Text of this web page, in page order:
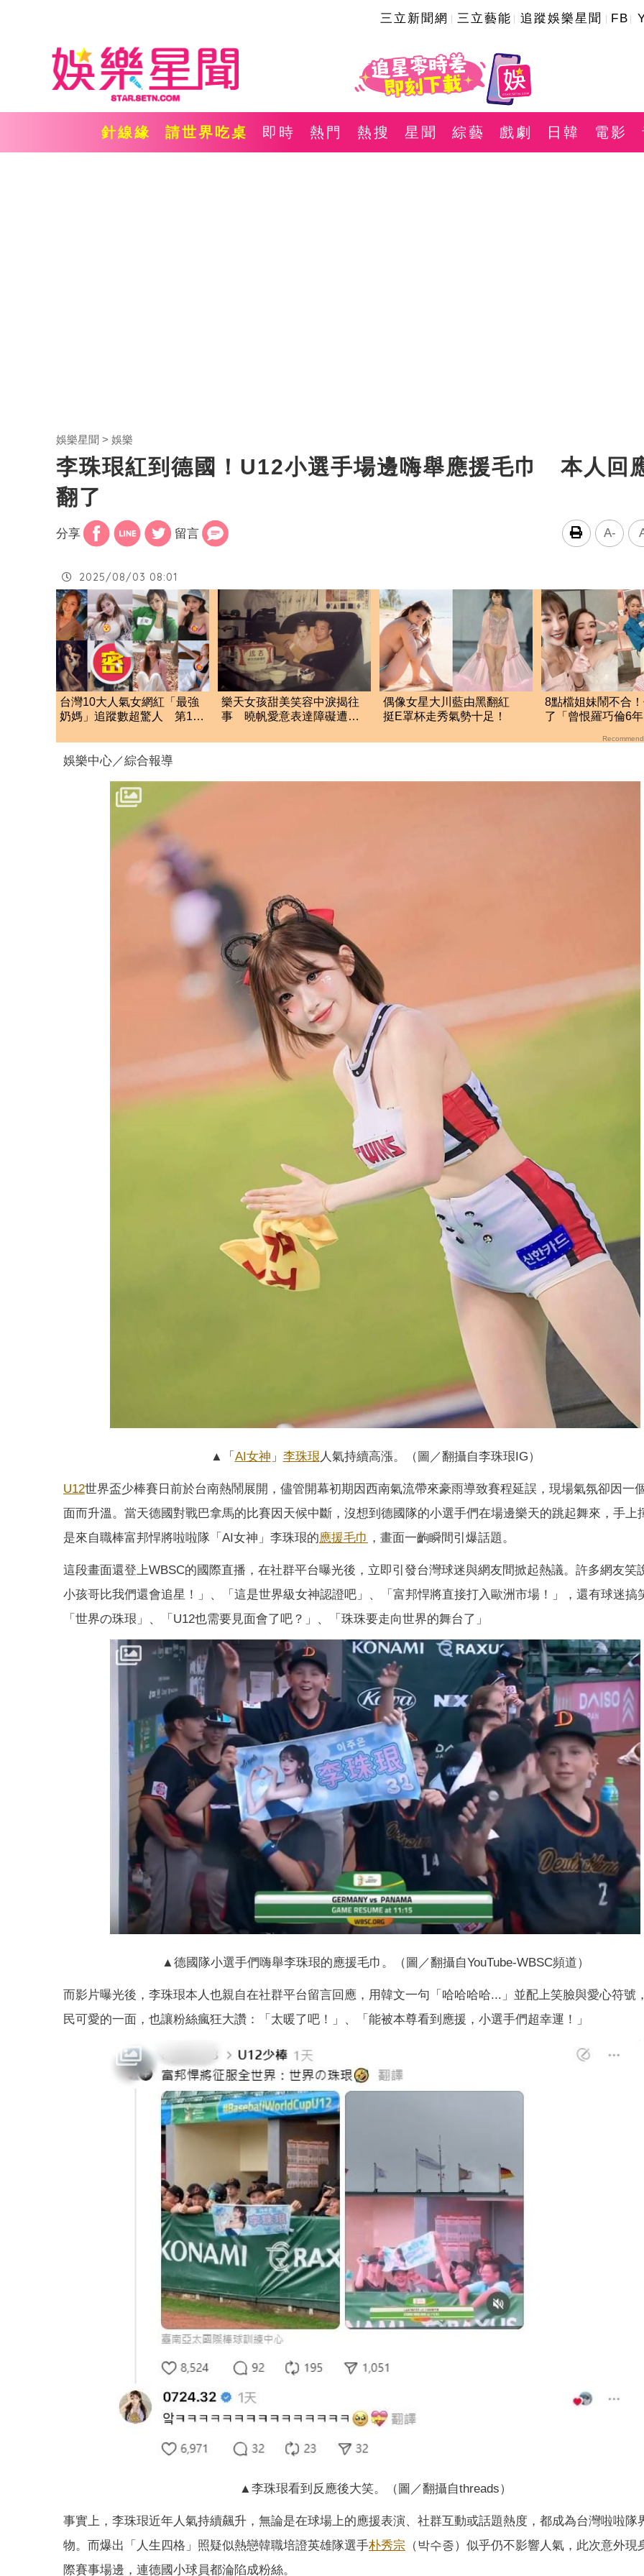
三立新聞網 三立藝能 追蹤娛樂星聞 FB
針線緣 請世界吃桌 即時 熱門 熱搜 星聞 綜藝 戲劇 日韓 電影
娛樂星聞 娛樂
李珠珢紅到德國！U12小選手場邊嗨舉應援毛巾 本人回
翻了
分享 留言 A-
2025/08/03 08:01
台灣10大人氣女網紅「最強
奶媽」追蹤數超驚人 第13
樂天女孩甜美笑容中淚揭往
事 曉帆愛意表達障礙遭
偶像女星大川藍由黑翻紅
挺E罩杯走秀氣勢十足！
8點檔姐妹鬧不合
了「曾恨羅巧倫6
娛樂中心／綜合報導
▲「 AI女神 」 李珠珢 人氣持續高漲。（圖／翻攝自李珠珢IG）
U12世界盃少棒賽日前於台南熱鬧展開，儘管開幕初期因西南氣流帶來豪雨導致賽程延誤，現場氣氛卻因一
面而升溫。當天德國對戰巴拿馬的比賽因天候中斷，沒想到德國隊的小選手們在場邊樂天的跳起舞來，手上
是來自職棒富邦悍將啦啦隊「AI女神」李珠珢的應援毛巾 ，畫面一齣瞬間引爆話題。
這段畫面還登上WBSC的國際直播，在社群平台曝光後，立即引發台灣球迷與網友間掀起熱議。許多網友笑
小孩哥比我們還會追星！」、「這是世界級女神認證吧」、「富邦悍將直接打入歐洲市場！」，還有球迷搞
「世界の珠珢」、「U12也需要見面會了吧？」、「珠珠要走向世界的舞台了」
▲德國隊小選手們嗨舉李珠珢的應援毛巾。（圖／翻攝自YouTube-WBSC頻道）
而影片曝光後，李珠珢本人也親自在社群平台留言回應，用韓文一句「哈哈哈哈...」並配上笑臉與愛心符號
民可愛的一面，也讓粉絲瘋狂大讚：「太暖了吧！」、「能被本尊看到應援，小選手們超幸運！」
▲李珠珢看到反應後大笑。（圖／翻攝自threads）
事實上，李珠珢近年人氣持續飆升，無論是在球場上的應援表演、社群互動或話題熱度，都成為台灣啦啦隊
物。而爆出「人生四格」照疑似熱戀韓職培證英雄隊選手朴秀宗 （박수종）似乎仍不影響人氣，此次意外現
際賽事場邊，連德國小球員都淪陷成粉絲。